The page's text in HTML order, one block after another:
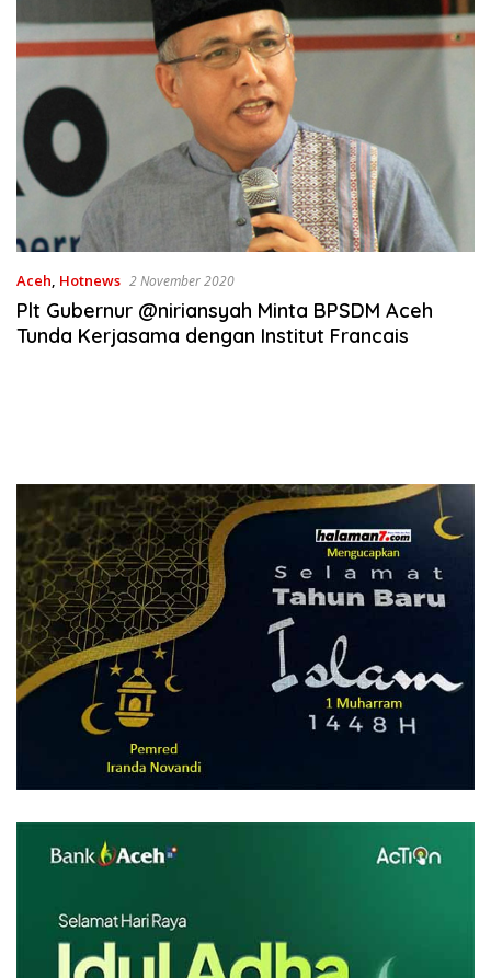
Aceh, Hotnews 2 November 2020
Plt Gubernur @niriansyah Minta BPSDM Aceh
Tunda Kerjasama dengan Institut Francais